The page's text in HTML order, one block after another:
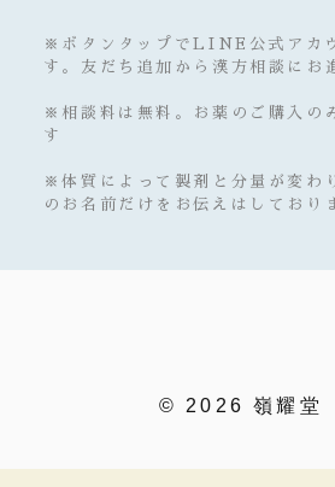
※ボタンタップでLINE公式アカ
す。友だち追加から漢方相談にお
※相談料は無料。お薬のご購入の
す
※体質によって製剤と分量が変わ
のお名前だけをお伝えはしており
© 2026 嶺耀堂